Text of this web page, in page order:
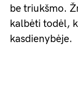
be triukšmo.
kalbėti todėl,
kasdienybėje.